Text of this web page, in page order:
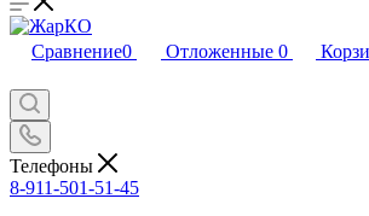
Сравнение0 Отложенные 0
Телефоны
8-911-501-51-45